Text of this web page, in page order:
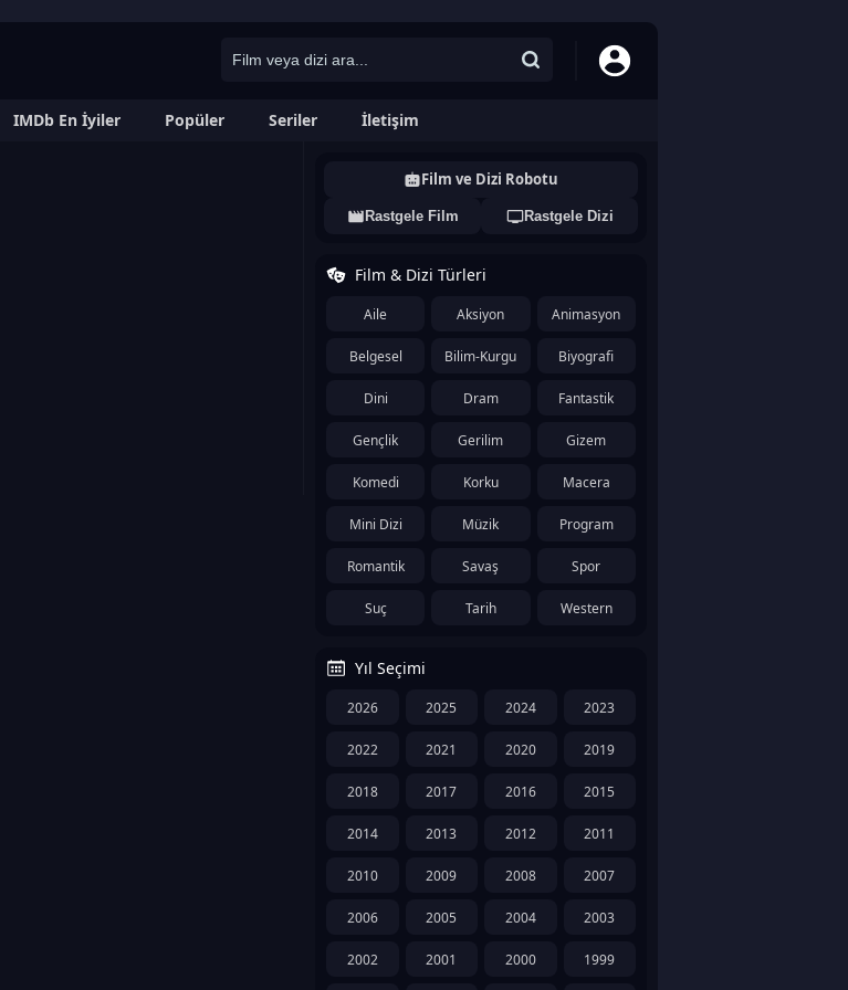
IMDb En İyiler Popüler Seriler İletişim
Film ve Dizi Robotu
Rastgele Film Rastgele Dizi
Film & Dizi Türleri
Aile Aksiyon Animasyon
Belgesel Bilim-Kurgu Biyografi
Dini Dram Fantastik
Gençlik Gerilim Gizem
Komedi Korku Macera
Mini Dizi Müzik Program
Romantik Savaş Spor
Suç Tarih Western
Yıl Seçimi
2026 2025 2024 2023
2022 2021 2020 2019
2018 2017 2016 2015
2014 2013 2012 2011
2010 2009 2008 2007
2006 2005 2004 2003
2002 2001 2000 1999